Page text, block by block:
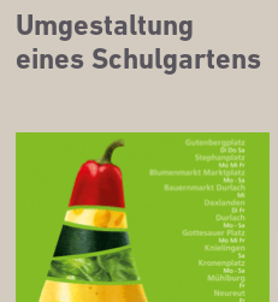
Umge­stal­tung
eines Schulgartens